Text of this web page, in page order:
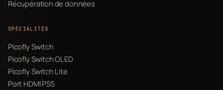
Récupération de données
SPÉCIALITÉS
Picofly Switch
Picofly Switch OLED
Picofly Switch Lite
Port HDMI PS5